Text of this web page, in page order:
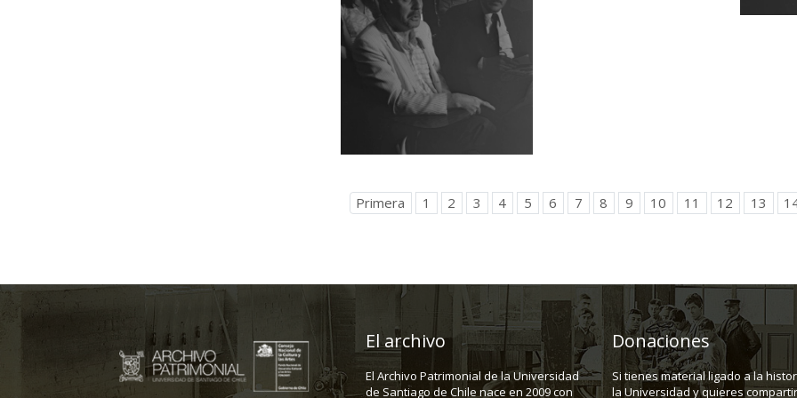
Primera 1 2 3 4 5 6 7 8 9 10 11 12 13
El archivo
El Archivo Patrimonial de la Universidad
de Santiago de Chile nace en 2009 con
Donaciones
Si tienes material ligado a la
la Universidad y quieres